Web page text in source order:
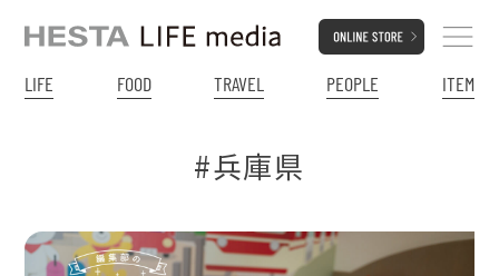
LIFE FOOD TRAVEL PEOPLE ITEM
#兵庫県